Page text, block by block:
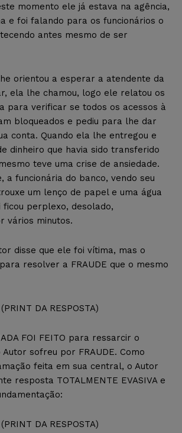
momento ele já estava na agência,
e foi falando para os funcionários o
antes mesmo de ser
orientou a esperar a atendente da
ela lhe chamou, logo ele relatou os
para verificar se todos os acessos à
bloqueados e pediu para lhe dar
conta. Quando ela lhe entregou e
dinheiro que havia sido transferido
teve uma crise de ansiedade.
a funcionária do banco, vendo seu
um lenço de papel e uma água
ficou perplexo, desolado,
vários minutos.
disse que ele foi vítima, mas o
resolver a FRAUDE que o mesmo
(PRINT DA RESPOSTA)
FOI FEITO para ressarcir o
Autor sofreu por FRAUDE. Como
feita em sua central, o Autor
resposta TOTALMENTE EVASIVA e
(PRINT DA RESPOSTA)